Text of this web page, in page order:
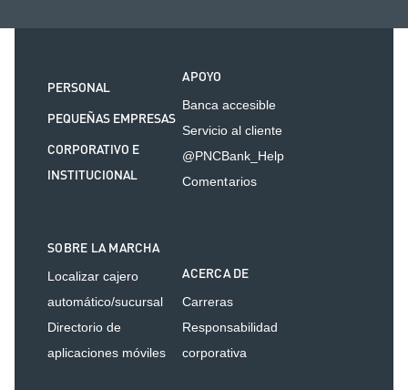
PERSONAL
PEQUEÑAS EMPRESAS
CORPORATIVO E
INSTITUCIONAL
APOYO
Banca accesible
Servicio al cliente
@PNCBank_Help
Comentarios
SOBRE LA MARCHA
Localizar cajero
automático/sucursal
Directorio de
aplicaciones móviles
ACERCA DE
Carreras
Responsabilidad
corporativa